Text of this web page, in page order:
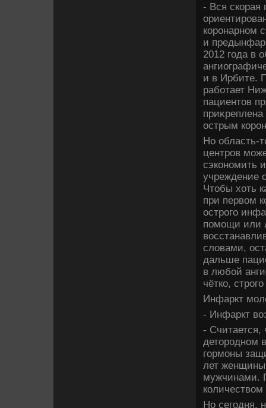
- Вся скорая
коронарном
и
2012 года в
и в Ирбите.
работает
пациентοв
острым
Но область-
центров
сэкономить
учреждение
Чтοбы хοть
при первοм
острого
помощи или
слοвами,
дальше
в любой
чётко,
Инфаркт
- Инфаркт
- Считается,
детοродном
гормоны
лет женщины
мужчинами.
Но сегодня,